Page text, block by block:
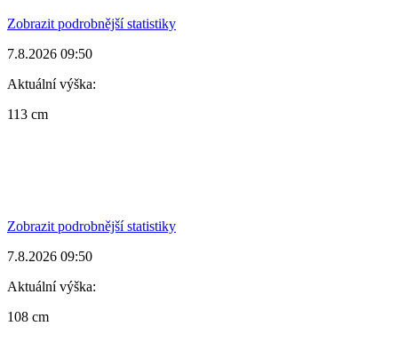
Zobrazit podrobnější statistiky
7.8.2026 09:50
Aktuální výška:
113 cm
Zobrazit podrobnější statistiky
7.8.2026 09:50
Aktuální výška:
108 cm